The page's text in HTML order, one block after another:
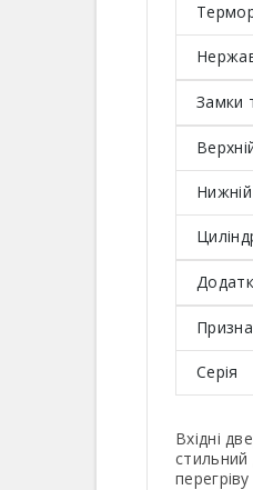
Замки
Серія
Вхідні
стильний